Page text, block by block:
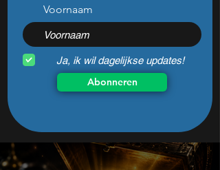
Voornaam
Ja, ik wil dagelijkse updates!
Abonneren